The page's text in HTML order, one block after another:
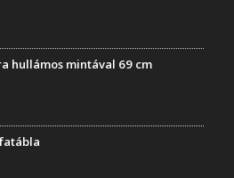
hullámos mintával 69 cm